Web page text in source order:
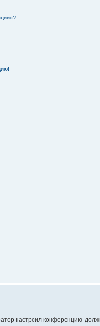
настроил конференцию: